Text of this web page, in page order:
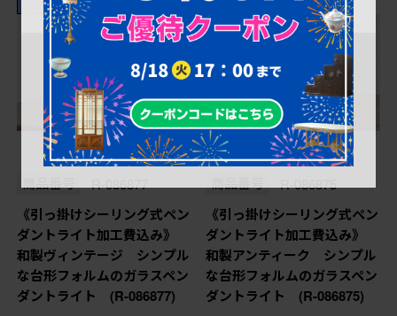
これからリペア予定品
¥19,800 (税込)
商品番号 R-086877
《引っ掛けシーリング式ペン
ダントライト加工費込み》
和製ヴィンテージ シンプル
な台形フォルムのガラスペン
ダントライト (R-086877)
これからリペア予定品
¥19,800 (税込)
商品番号 R-086875
《引っ掛けシーリング式ペン
ダントライト加工費込み》
和製アンティーク シンプル
な台形フォルムのガラスペン
ダントライト (R-086875)